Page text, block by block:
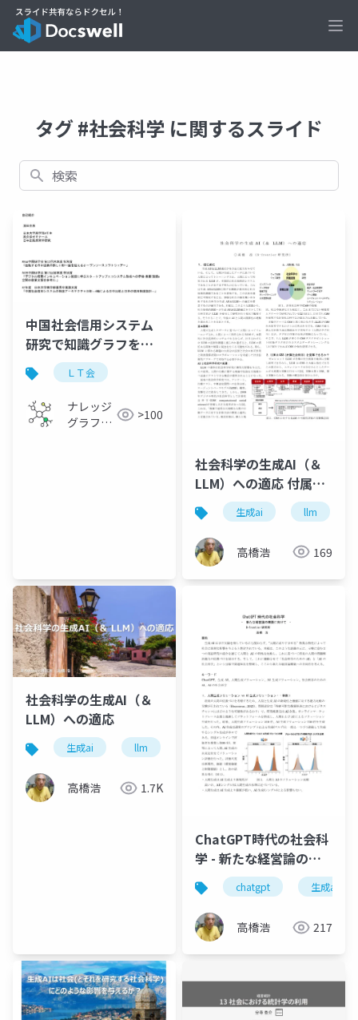
タグ #社会科学 に関するスライド
検索
中国社会信用システム
研究で知識グラフを試
作した実践報告
ＬＴ会
ナレッジ
グラフ若
>100
社会科学の生成AI（＆
LLM）への適応 付属資
料
生成ai llm
高橋浩 169
社会科学の生成AI（＆
LLM）への適応
生成ai llm 社会科学 計算社会科学
高橋浩 1.7K
ChatGPT時代の社会科
学 - 新たな経営論の構
築に向けて -
chatgpt 生成ai
高橋浩 217